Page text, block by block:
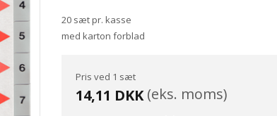
20 sæt pr. kasse
med karton forblad
Pris ved 1 sæt
14,11 DKK(eks. moms)